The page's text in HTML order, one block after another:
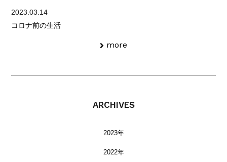
2023.03.14
コロナ前の生活
more
ARCHIVES
2023年
2022年